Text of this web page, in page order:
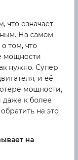
что означает
На самом
том, что
мощности
нужно. Супер
и её
мощности,
даже к более
на это
на